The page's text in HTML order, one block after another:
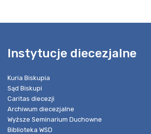
Instytucje diecezjalne
Kuria Biskupia
Sąd Biskupi
Caritas diecezji
Archiwum diecezjalne
Wyższe Seminarium Duchowne
Biblioteka WSD